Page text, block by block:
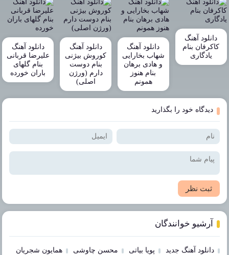
دانلود آهنگ
کاکرفان بنام
یادگاری
دانلود آهنگ
شهاب بخارایی
و هادی برهان
بنام هنوز
همونم
دانلود آهنگ
کوروش بیژنی
بنام دوست
دارم (ورژن
اصلی)
دانلود آهنگ
علیرضا قربانی
بنام گلهای
باران خورده
دیدگاه خود را بگذارید
ثبت نظر
آرشیو خوانندگان
دانلود آهنگ جدید پویا بیاتی محسن چاوشی همایون شجریان